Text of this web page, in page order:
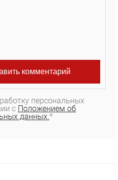
персональных
с Положением об
данных. *